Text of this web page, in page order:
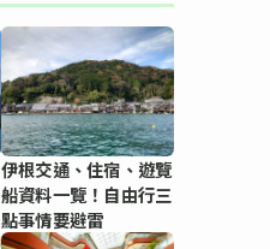
伊根交通、住宿、遊覽
船資料一覽！自由行三
點事情要避雷